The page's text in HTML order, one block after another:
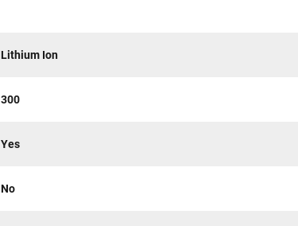
Lithium Ion
300
Yes
No